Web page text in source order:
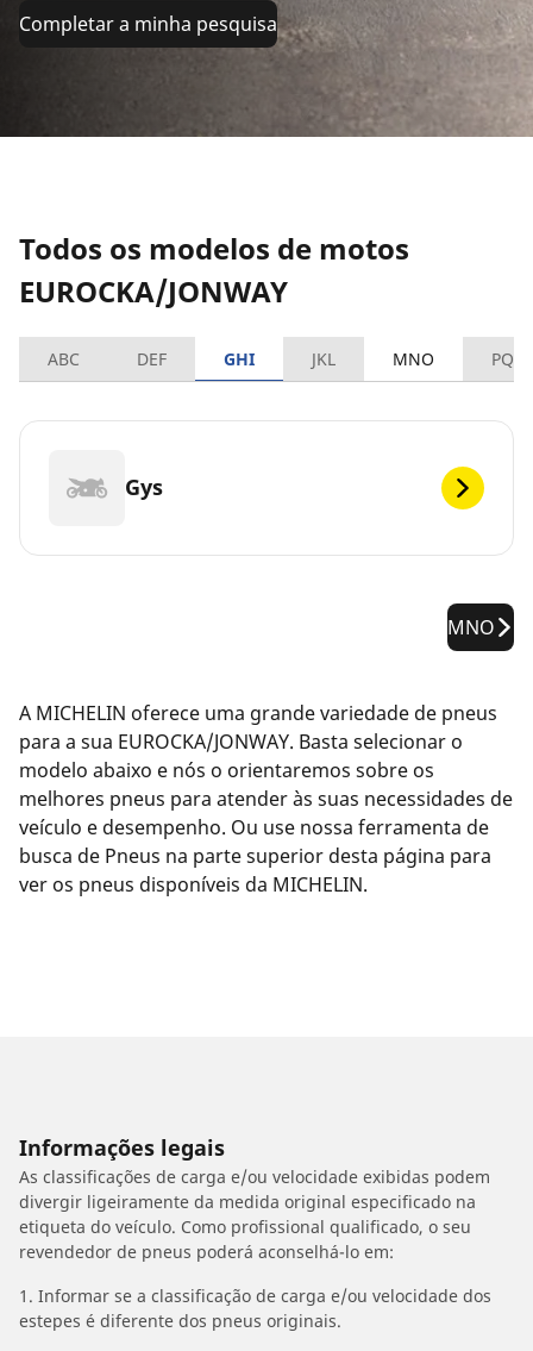
Completar a minha pesquisa
Todos os modelos de motos
EUROCKA/JONWAY
ABC DEF GHI JKL MNO PQRS
Gys
MNO
A MICHELIN oferece uma grande variedade de pneus
para a sua EUROCKA/JONWAY. Basta selecionar o
modelo abaixo e nós o orientaremos sobre os
melhores pneus para atender às suas necessidades de
veículo e desempenho. Ou use nossa ferramenta de
busca de Pneus na parte superior desta página para
ver os pneus disponíveis da MICHELIN.
Informações legais
As classificações de carga e/ou velocidade exibidas podem
divergir ligeiramente da medida original especificado na
etiqueta do veículo. Como profissional qualificado, o seu
revendedor de pneus poderá aconselhá-lo em:
1. Informar se a classificação de carga e/ou velocidade dos
estepes é diferente dos pneus originais.